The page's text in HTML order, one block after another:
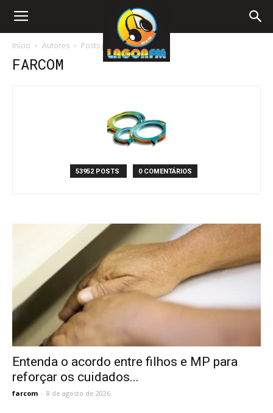
Início Autores Posts por farcom
FARCOM
53952 POSTS 0 COMENTÁRIOS
Entenda o acordo entre filhos e MP para
reforçar os cuidados...
farcom - 8 de agosto de 2026